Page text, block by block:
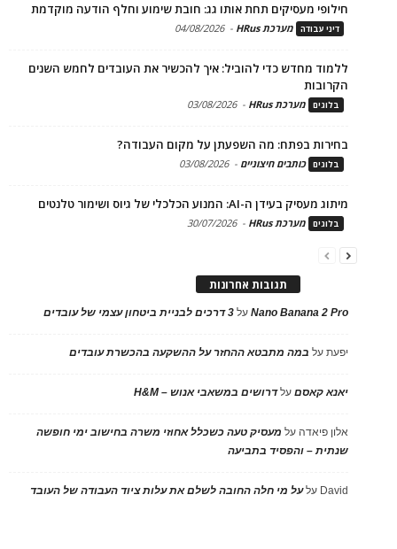
חילופי מעסיקים תחת אותו גג: חובת שימוע וחלף הודעה מוקדמת
דיני עבודה מערכת HRus -
04/08/2026
ללמוד מחדש כדי להוביל: איך להכשיר את העובדים לחמש השנים
הקרובות
בלוגים מערכת HRus -
03/08/2026
בחירות בפתח: מה השפעתן על מקום העבודה?
בלוגים כותבים חיצוניים -
03/08/2026
מיתוג מעסיק בעידן ה-AI: המנוע הכלכלי של גיוס ושימור טלנטים
בלוגים מערכת HRus -
30/07/2026
תגובות אחרונות
Nano Banana 2 Proעל 3 דרכים לבניית ביטחון עצמי של עובדים
יפעתעל במה מתבטא ההחזר על ההשקעה בהכשרת עובדים
יאנא קאסםעלדרושים במשאבי אנוש – H&M
אלון פיאדה על מעסיק טעה כשכלל אחוזי משרה בחישוב ימי חופשה
שנתית – והפסיד בתביעה
David עלעל מי חלה החובה לשלם את עלות ציוד העבודה של העובד